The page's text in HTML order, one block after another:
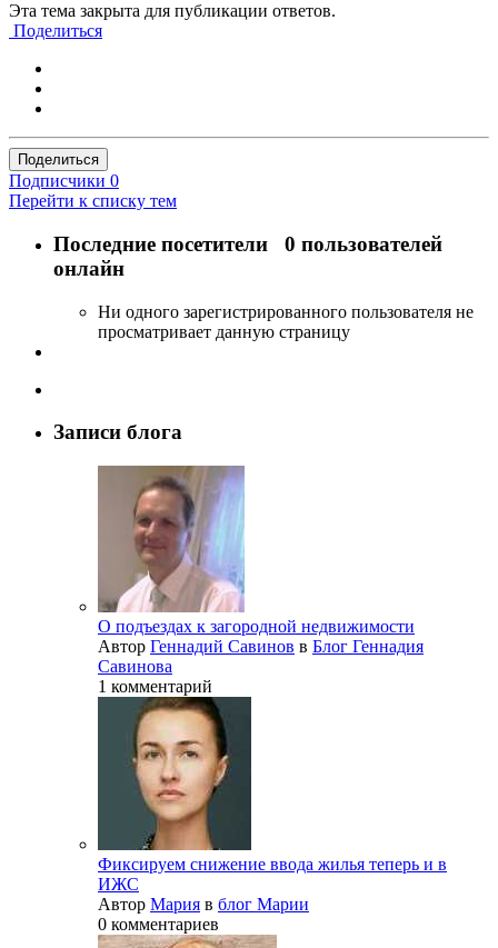
Эта тема закрыта для публикации ответов.
Поделиться
Поделиться
Подписчики 0
Перейти к списку тем
Последние посетители 0 пользователей
онлайн
Ни одного зарегистрированного пользователя не
просматривает данную страницу
Записи блога
О подъездах к загородной недвижимости
Автор Геннадий Савинов в Блог Геннадия
Савинова
1 комментарий
Фиксируем снижение ввода жилья теперь и в
ИЖС
Автор Мария в блог Марии
0 комментариев